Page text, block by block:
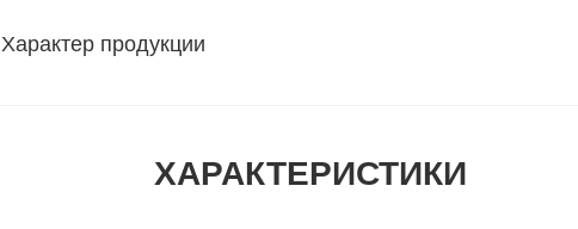
Характер продукции
ХАРАКТЕРИСТИКИ